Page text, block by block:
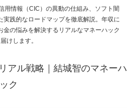
用情報（CIC）の異動の仕組み、ソフト闇
践的なロードマップを徹底解説。年収に
金の悩みを解決するリアルなマネーハック
けします。
アル戦略｜結城智のマネーハ
ック